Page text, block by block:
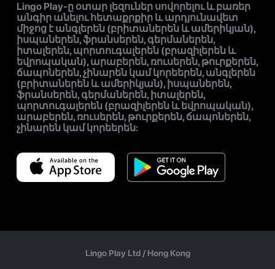
Lingo Play-ը օտար լեզուներ սովորելու և բառեր
անգիր անելու հետաքրքիր և արդյունավետ
միջոց է անգլերեն (բրիտաներեն և ամերիկյան),
իսպաներեն, ֆրանսերեն, գերմաներեն,
իտալերեն, պորտուգալերեն (բրազիլերեն և
եվրոպական), արաբերեն, ռուսերեն, թուրքերեն,
ճապոներեն, չինարեն կամ կորեերեն, անգլերեն
(բրիտաներեն և ամերիկյան), իսպաներեն,
ֆրանսերեն, գերմաներեն, իտալերեն,
պորտուգալերեն (բրազիլերեն և եվրոպական),
արաբերեն, ռուսերեն, թուրքերեն, ճապոներեն,
չինարեն կամ կորեերեն:
Lingo Play Ltd / Hong Kong